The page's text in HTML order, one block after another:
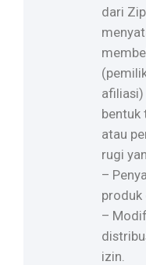
dari
bentuk
atau
rugi
–
produk
–
izin.